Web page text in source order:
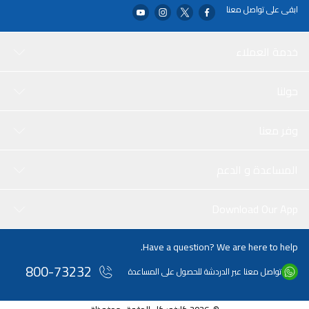
ابقى على تواصل معنا
Have a question? We are here to help.
تواصل معنا عبر الدردشة للحصول على المساعدة 800-73232